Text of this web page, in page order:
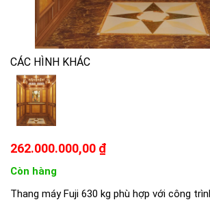
CÁC HÌNH KHÁC
262.000.000,00 ₫
Còn hàng
Thang máy Fuji 630 kg phù hợp với công